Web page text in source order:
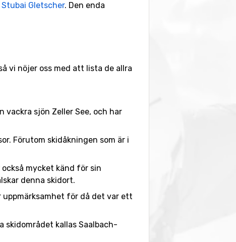
Stubai Gletscher. Den enda
vi nöjer oss med att lista de allra
vackra sjön Zeller See, och har
Förutom skidåkningen som är i
mycket känd för sin
denna skidort.
uppmärksamhet för då det var ett
skidområdet kallas Saalbach-